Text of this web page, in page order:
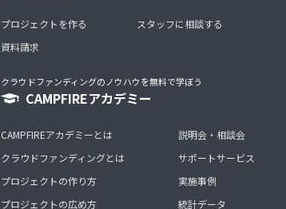
プロジェクトを作る
資料請求
スタッフに相談する
クラウドファンディングのノウハウを無料で学ぼう
CAMPFIREアカデミー
CAMPFIREアカデミーとは
クラウドファンディングとは
プロジェクトの作り方
プロジェクトの広め方
説明会・相談会
サポートサービス
実施事例
統計データ